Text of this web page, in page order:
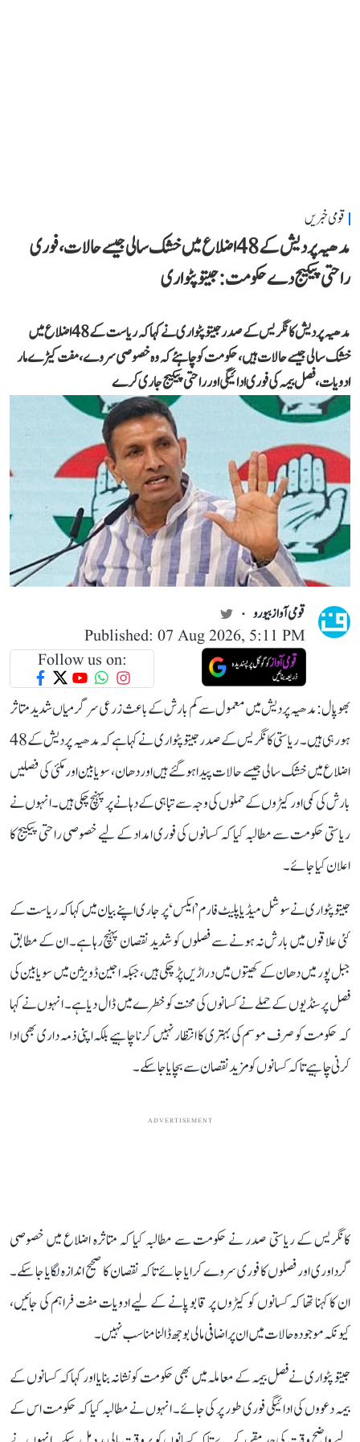
قومی خبریں
مدھیہ پردیش کے 48 اضلاع میں خشک سالی جیسے حالات، فوری
راحتی پیکیج دے حکومت: جیتو پٹواری
مدھیہ پردیش کانگریس کے صدر جیتو پٹواری نے کہا کہ ریاست کے 48 اضلاع میں
خشک سالی جیسے حالات ہیں، حکومت کو چاہئے کہ وہ خصوصی سروے، مفت کیڑے مار
ادویات، فصل بیمہ کی فوری ادائیگی اور راحتی پیکیج جاری کرے
قومی آواز بیورو
Published: 07 Aug 2026, 5:11 PM
Follow us on:
بھوپال: مدھیہ پردیش میں معمول سے کم بارش کے باعث زرعی سرگرمیاں شدید متاثر
ہو رہی ہیں۔ ریاستی کانگریس کے صدر جیتو پٹواری نے کہا ہے کہ مدھیہ پردیش کے 48
اضلاع میں خشک سالی جیسے حالات پیدا ہو گئے ہیں اور دھان، سویابین اور مکئی کی فصلیں
بارش کی کمی اور کیڑوں کے حملوں کی وجہ سے تباہی کے دہانے پر پہنچ چکی ہیں۔ انہوں نے
ریاستی حکومت سے مطالبہ کیا کہ کسانوں کی فوری امداد کے لیے خصوصی راحتی پیکیج کا
اعلان کیا جائے۔
جیتو پٹواری نے سوشل میڈیا پلیٹ فارم ’ایکس‘ پر جاری اپنے بیان میں کہا کہ ریاست کے
کئی علاقوں میں بارش نہ ہونے سے فصلوں کو شدید نقصان پہنچ رہا ہے۔ ان کے مطابق
جبل پور میں دھان کے کھیتوں میں دراڑیں پڑ چکی ہیں، جبکہ اجین ڈویژن میں سویابین کی
فصل پر سنڈیوں کے حملے نے کسانوں کی محنت کو خطرے میں ڈال دیا ہے۔ انہوں نے کہا
کہ حکومت کو صرف موسم کی بہتری کا انتظار نہیں کرنا چاہیے بلکہ اپنی ذمہ داری بھی ادا
کرنی چاہیے تاکہ کسانوں کو مزید نقصان سے بچایا جا سکے۔
ADVERTISEMENT
کانگریس کے ریاستی صدر نے حکومت سے مطالبہ کیا کہ متاثرہ اضلاع میں خصوصی
گرداوری اور فصلوں کا فوری سروے کرایا جائے تاکہ نقصان کا صحیح اندازہ لگایا جا سکے۔
ان کا کہنا تھا کہ کسانوں کو کیڑوں پر قابو پانے کے لیے ادویات مفت فراہم کی جائیں،
کیونکہ موجودہ حالات میں ان پر اضافی مالی بوجھ ڈالنا مناسب نہیں۔
جیتو پٹواری نے فصل بیمہ کے معاملہ میں بھی حکومت کو نشانہ بنایا اور کہا کہ کسانوں کے
بیمہ دعووں کی ادائیگی فوری طور پر کی جائے۔ انہوں نے مطالبہ کیا کہ حکومت اس کے